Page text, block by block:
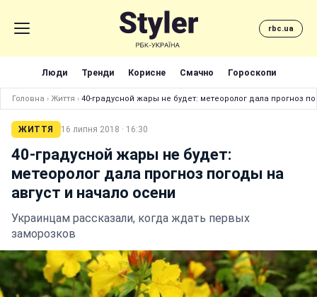
rbc.ua
Люди Тренди Корисне Смачно Гороскопи
Головна › Життя › 40-градусной жары не будет: метеоролог дала прогноз
ЖИТТЯ 16 липня 2018 · 16:30
40-градусной жары не будет:
метеоролог дала прогноз погоды на
август и начало осени
Украинцам рассказали, когда ждать первых
заморозков